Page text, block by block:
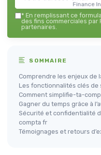
Finance
* En remplissant ce
des fins commerciales par
partenaires.
SOMMAIRE
Comprendre les enjeux de
Les fonctionnalités clés
Comment simplifie-ta-
Gagner du temps grâce à
Sécurité et confidentialité
compta fr
Témoignages et retours